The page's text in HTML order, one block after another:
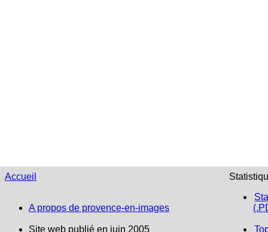
Accueil
A propos de provence-en-images
Site web publié en juin 2005